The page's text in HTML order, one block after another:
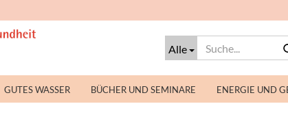
Alle
GUTES WASSER BÜCHER UND SEMINARE ENERGIE UND